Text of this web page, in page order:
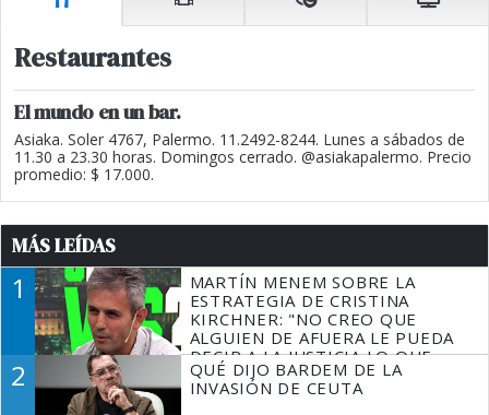
Restaurantes
El mundo en un bar.
Asiaka. Soler 4767, Palermo. 11.2492-8244. Lunes a sábados de
11.30 a 23.30 horas. Domingos cerrado. @asiakapalermo. Precio
promedio: $ 17.000.
MÁS LEÍDAS
1
MARTÍN MENEM SOBRE LA
ESTRATEGIA DE CRISTINA
KIRCHNER: "NO CREO QUE
ALGUIEN DE AFUERA LE PUEDA
DECIR A LA JUSTICIA LO QUE
TIENE QUE HACER"
2
QUÉ DIJO BARDEM DE LA
INVASIÓN DE CEUTA